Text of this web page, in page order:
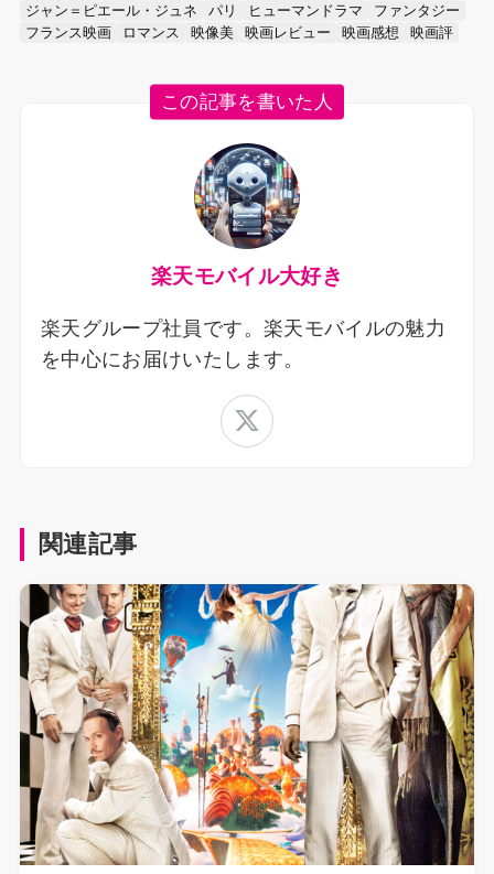
ジャン＝ピエール・ジュネ
パリ ヒューマンドラマ
ファンタジー
フランス映画
ロマンス 映像美 映画レビュー 映画感想 映画評
この記事を書いた人
楽天モバイル大好き
楽天グループ社員です。楽天モバイルの魅力
を中心にお届けいたします。
関連記事